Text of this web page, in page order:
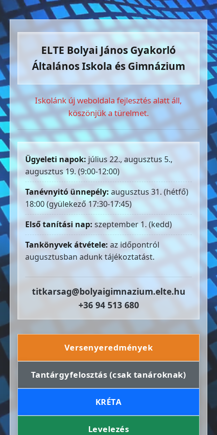
ELTE Bolyai János Gyakorló
Általános Iskola és Gimnázium
Iskolánk új weboldala fejlesztés alatt áll,
köszönjük a türelmet.
Ügyeleti napok: július 22., augusztus 5.,
augusztus 19. (9:00-12:00)
Tanévnyitó ünnepély: augusztus 31. (hétfő)
18:00 (gyülekező 17:30-17:45)
Első tanítási nap: szeptember 1. (kedd)
Tankönyvek átvétele: az időpontról
augusztusban adunk tájékoztatást.
titkarsag@bolyaigimnazium.elte.hu
+36 94 513 680
Versenyeredmények
Tantárgyfelosztás (csak tanároknak)
KRÉTA
Levelezés